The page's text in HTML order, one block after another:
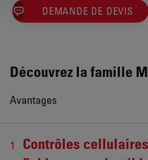
DEMANDE DE DEVIS
Découvrez la famille
Avantages
1
Contrôles cellulaires